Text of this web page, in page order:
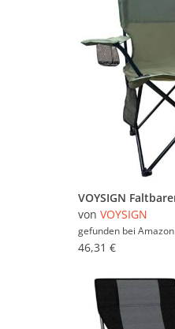
von VOYSIGN
gefunden bei Amazon
46,31 €